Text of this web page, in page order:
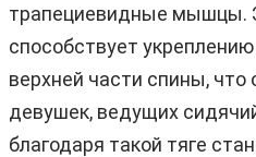
трапециевидные мышцы.
способствует
верхней части спины,
девушек, ведущих
благодаря такой тяге